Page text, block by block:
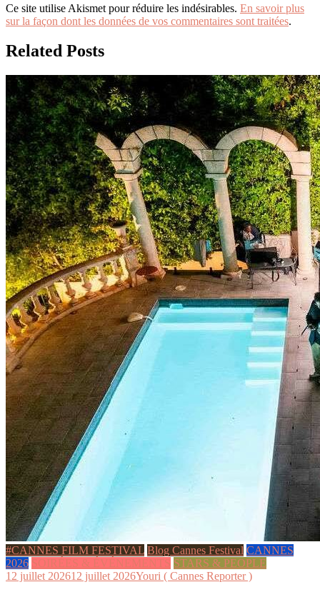
Ce site utilise Akismet pour réduire les indésirables. En savoir plus
sur la façon dont les données de vos commentaires sont traitées.
Related Posts
#CANNES FILM FESTIVAL Blog Cannes Festival CANNES
2026 SOIRÉES & ÉVÉNEMENTS STARS & PEOPLE
12 juillet 202612 juillet 2026Youri ( Cannes Reporter )